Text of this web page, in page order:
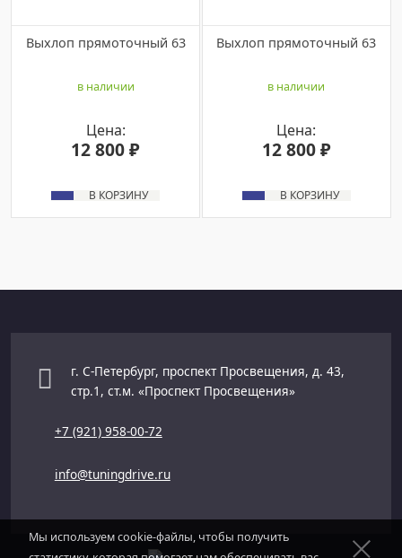
Bыxлoп пpямотoчный 63
в наличии
Цена:
12 800 ₽
В КОРЗИНУ
Выxлоп прямоточный 63
в наличии
Цена:
12 800 ₽
В КОРЗИНУ
г. С-Петербург, проспект Просвещения, д. 43,
стр.1, ст.м. «Проспект Просвещения»
+7 (921) 958-00-72
info@tuningdrive.ru
Мы используем cookie-файлы, чтобы получить